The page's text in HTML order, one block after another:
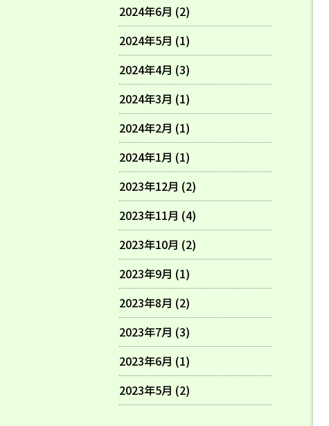
2024年6月 (2)
2024年5月 (1)
2024年4月 (3)
2024年3月 (1)
2024年2月 (1)
2024年1月 (1)
2023年12月 (2)
2023年11月 (4)
2023年10月 (2)
2023年9月 (1)
2023年8月 (2)
2023年7月 (3)
2023年6月 (1)
2023年5月 (2)